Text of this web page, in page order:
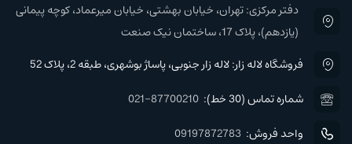
دفتر مرکزی: تهران، خیابان بهشتی، خیابان میرعماد، کوچه پیمانی
(یازدهم)، پلاک 17، ساختمان نیک صنعت
فروشگاه لاله زار: لاله زار جنوبی، پاساژ بوشهری، طبقه 2، پلاک 52
شماره تماس (30 خط):
021-87700210
واحد فروش: 09197872783